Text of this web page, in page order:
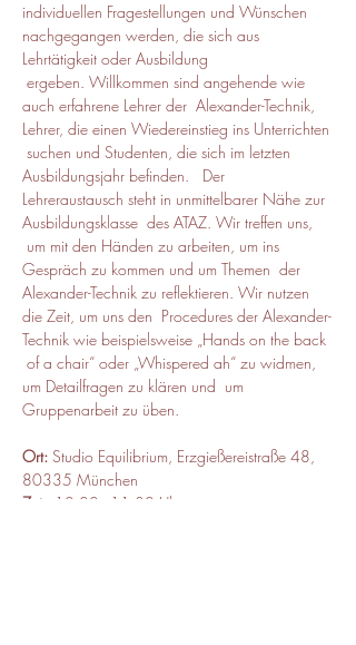
individuellen Fragestellungen und Wünschen
nachgegangen werden, die sich aus
Lehrtätigkeit oder Ausbildung
ergeben. Willkommen sind angehende wie
auch erfahrene Lehrer der  Alexander-Technik,
Lehrer, die einen Wiedereinstieg ins Unterrichten
suchen und Studenten, die sich im letzten
Ausbildungsjahr befinden.   Der
Lehreraustausch steht in unmittelbarer Nähe zur
Ausbildungsklasse  des ATAZ. Wir treffen uns,
um mit den Händen zu arbeiten, um ins
Gespräch zu kommen und um Themen  der
Alexander-Technik zu reflektieren. Wir nutzen
die Zeit, um uns den  Procedures der Alexander-
Technik wie beispielsweise „Hands on the back
of a chair“ oder „Whispered ah“ zu widmen,
um Detailfragen zu klären und  um
Gruppenarbeit zu üben.
Ort: Studio Equilibrium, Erzgießereistraße 48,
80335 München
Zeit:
10:00 - 11:30 Uhr